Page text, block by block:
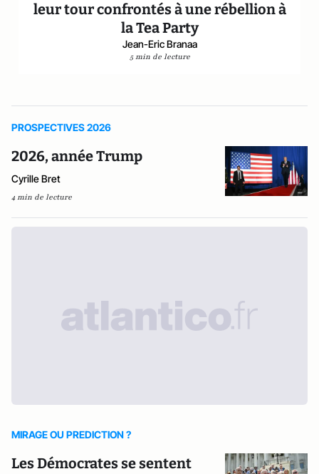
leur tour confrontés à une rébellion à
la Tea Party
Jean-Eric Branaa
5 min de lecture
PROSPECTIVES 2026
2026, année Trump
Cyrille Bret
4 min de lecture
MIRAGE OU PREDICTION ?
Les Démocrates se sentent